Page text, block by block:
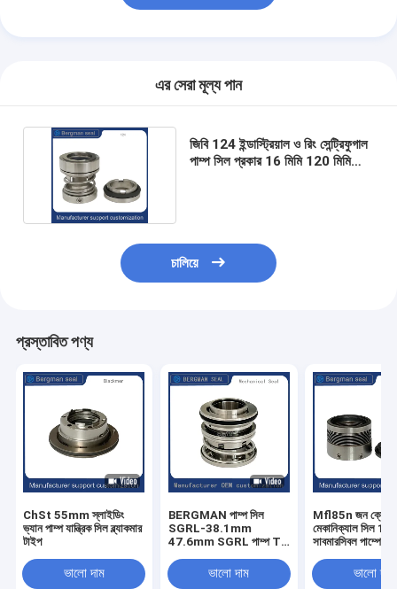
এর সেরা মূল্য পান
জিবি 124 ইন্ডাস্ট্রিয়াল ও রিং সেন্ট্রিফুগাল
পাম্প সিল প্রকার 16 মিমি 120 মিমি
চালিয়ে
প্রস্তাবিত পণ্য
ChSt 55mm স্লাইডিং
ভ্যান পাম্প যান্ত্রিক সিল ব্ল্যাকমার
টাইপ
ভালো দাম
BERGMAN পাম্প সিল
SGRL-38.1mm
47.6mm SGRL পাম্প TC
ভালো দাম
Mfl85n জন ক্রেন
মেকানিক্যাল সিল 150
সাবমারসিবল পাম্পের
ভালো দাম